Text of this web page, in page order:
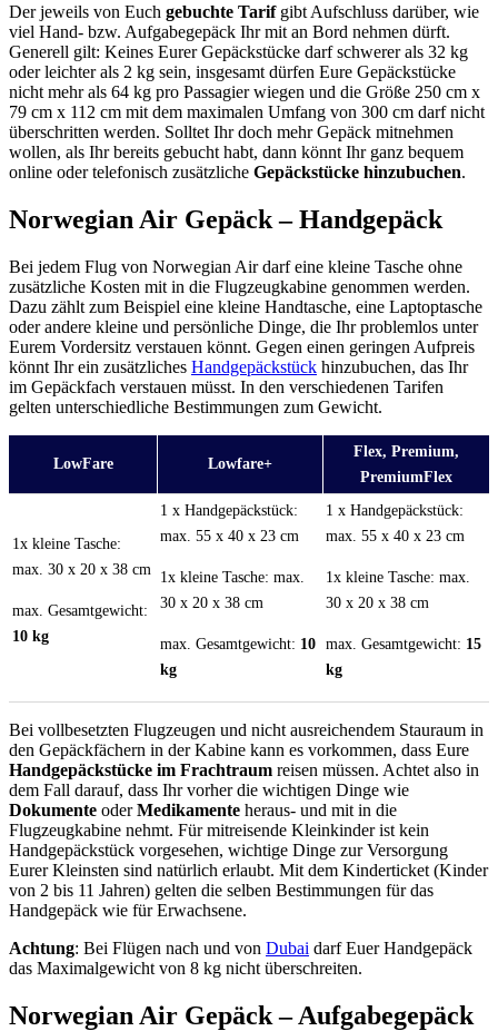
Der jeweils von Euch gebuchte Tarifgibt Aufschluss darüber, wie
viel Hand- bzw. Aufgabegepäck Ihr mit an Bord nehmen dürft.
Generell gilt: Keines Eurer Gepäckstücke darf schwerer als 32 kg
oder leichter als 2 kg sein, insgesamt dürfen Eure Gepäckstücke
nicht mehr als 64 kg pro Passagier wiegen und die Größe 250 cm x
79 cm x 112 cm mit dem maximalen Umfang von 300 cm darf nicht
überschritten werden. Solltet Ihr doch mehr Gepäck mitnehmen
wollen, als Ihr bereits gebucht habt, dann könnt Ihr ganz bequem
online oder telefonisch zusätzliche Gepäckstücke hinzubuchen.
Norwegian Air Gepäck – Handgepäck
Bei jedem Flug von Norwegian Air darf eine kleine Tasche ohne
zusätzliche Kosten mit in die Flugzeugkabine genommen werden.
Dazu zählt zum Beispiel eine kleine Handtasche, eine Laptoptasche
oder andere kleine und persönliche Dinge, die Ihr problemlos unter
Eurem Vordersitz verstauen könnt. Gegen einen geringen Aufpreis
könnt Ihr ein zusätzliches Handgepäckstück hinzubuchen, das Ihr
im Gepäckfach verstauen müsst. In den verschiedenen Tarifen
gelten unterschiedliche Bestimmungen zum Gewicht.
LowFare Lowfare+
Flex, Premium,
PremiumFlex
1x kleine Tasche:
max. 30 x 20 x 38 cm
max. Gesamtgewicht:
10 kg
1 x Handgepäckstück:
max. 55 x 40 x 23 cm
1x kleine Tasche: max.
30 x 20 x 38 cm
max. Gesamtgewicht: 10
kg
1 x Handgepäckstück:
max. 55 x 40 x 23 cm
1x kleine Tasche: max.
30 x 20 x 38 cm
max. Gesamtgewicht: 15
kg
Bei vollbesetzten Flugzeugen und nicht ausreichendem Stauraum in
den Gepäckfächern in der Kabine kann es vorkommen, dass Eure
Handgepäckstücke im Frachtraum reisen müssen. Achtet also in
dem Fall darauf, dass Ihr vorher die wichtigen Dinge wie
Dokumente oderMedikamente heraus- und mit in die
Flugzeugkabine nehmt. Für mitreisende Kleinkinder ist kein
Handgepäckstück vorgesehen, wichtige Dinge zur Versorgung
Eurer Kleinsten sind natürlich erlaubt. Mit dem Kinderticket (Kinder
von 2 bis 11 Jahren) gelten die selben Bestimmungen für das
Handgepäck wie für Erwachsene.
Achtung: Bei Flügen nach und von Dubai darf Euer Handgepäck
das Maximalgewicht von 8 kg nicht überschreiten.
Norwegian Air Gepäck – Aufgabegepäck